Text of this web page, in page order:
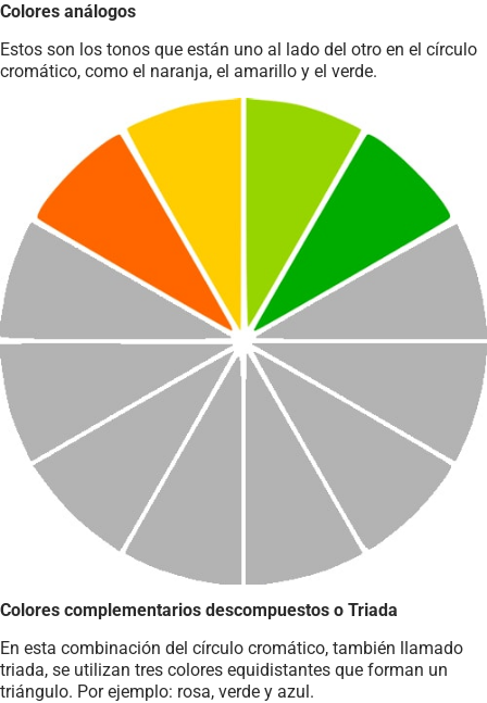
Colores análogos
Estos son los tonos que están uno al lado del otro en el círculo
cromático, como el naranja, el amarillo y el verde.
Colores complementarios descompuestos o Triada
En esta combinación del círculo cromático, también llamado
triada, se utilizan tres colores equidistantes que forman un
triángulo. Por ejemplo: rosa, verde y azul.